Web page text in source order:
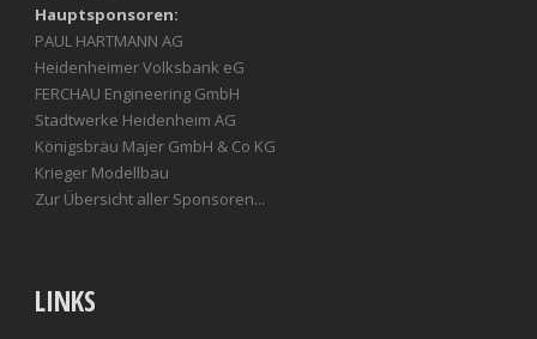
Hauptsponsoren:
PAUL HARTMANN AG
Heidenheimer Volksbank eG
FERCHAU Engineering GmbH
Stadtwerke Heidenheim AG
Königsbräu Majer GmbH & Co KG
Krieger Modellbau
Zur Übersicht aller Sponsoren...
LINKS